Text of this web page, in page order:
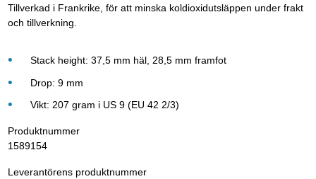
Tillverkad i Frankrike, för att minska koldioxidutsläppen under frakt
och tillverkning.
Stack height: 37,5 mm häl, 28,5 mm framfot
Drop: 9 mm
Vikt: 207 gram i US 9 (EU 42 2/3)
Produktnummer
1589154
Leverantörens produktnummer